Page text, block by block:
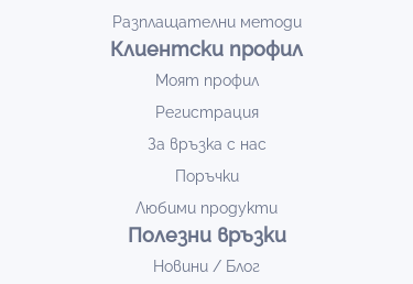
Разплащателни методи
Клиентски профил
Моят профил
Регистрация
За връзка с нас
Поръчки
Любими продукти
Полезни връзки
Новини / Блог